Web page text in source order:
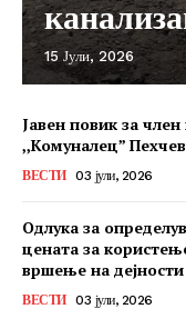
15 Јули, 2026
Јавен повик за
,,Комуналец”
ВЕСТИ 03 јули, 2026
Одлука за
цената за
вршење на
ВЕСТИ 03 јули, 2026